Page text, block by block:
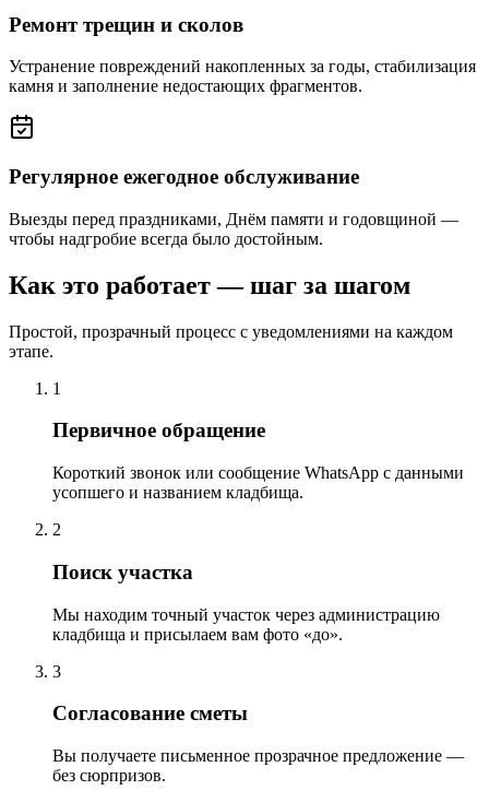
Ремонт трещин и сколов
Устранение повреждений накопленных за годы, стабилизация
камня и заполнение недостающих фрагментов.
Регулярное ежегодное обслуживание
Выезды перед праздниками, Днём памяти и годовщиной —
чтобы надгробие всегда было достойным.
Как это работает — шаг за шагом
Простой, прозрачный процесс с уведомлениями на каждом
этапе.
1
Первичное обращение
Короткий звонок или сообщение WhatsApp с данными
усопшего и названием кладбища.
2
Поиск участка
Мы находим точный участок через администрацию
кладбища и присылаем вам фото «до».
3
Согласование сметы
Вы получаете письменное прозрачное предложение —
без сюрпризов.